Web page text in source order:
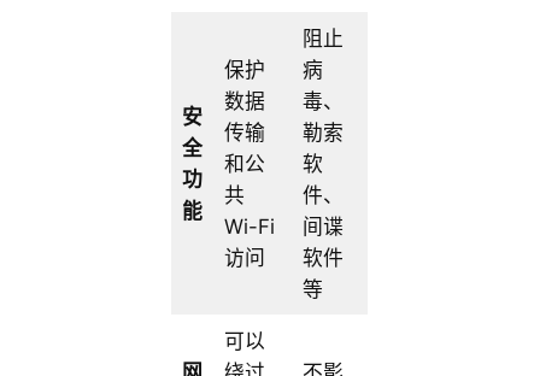
安
全
功
能
保护
数据
传输
和公
共
Wi-Fi
访问
阻止
病
毒、
勒索
软
件、
间谍
软件
等
可以